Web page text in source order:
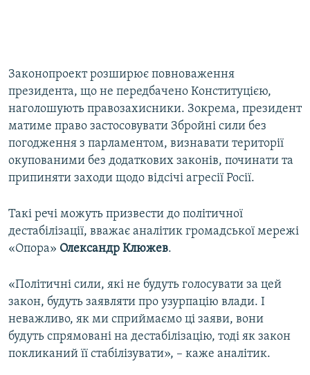
Законопроект розширює повноваження
президента, що не передбачено Конституцією,
наголошують правозахисники. Зокрема, президент
матиме право застосовувати Збройні сили без
погодження з парламентом, визнавати території
окупованими без додаткових законів, починати та
припиняти заходи щодо відсічі агресії Росії.
Такі речі можуть призвести до політичної
дестабілізації, вважає аналітик громадської мережі
«Опора» Олександр Клюжев.
«Політичні сили, які не будуть голосувати за цей
закон, будуть заявляти про узурпацію влади. І
неважливо, як ми сприймаємо ці заяви, вони
будуть спрямовані на дестабілізацію, тоді як закон
покликаний її стабілізувати», – каже аналітик.